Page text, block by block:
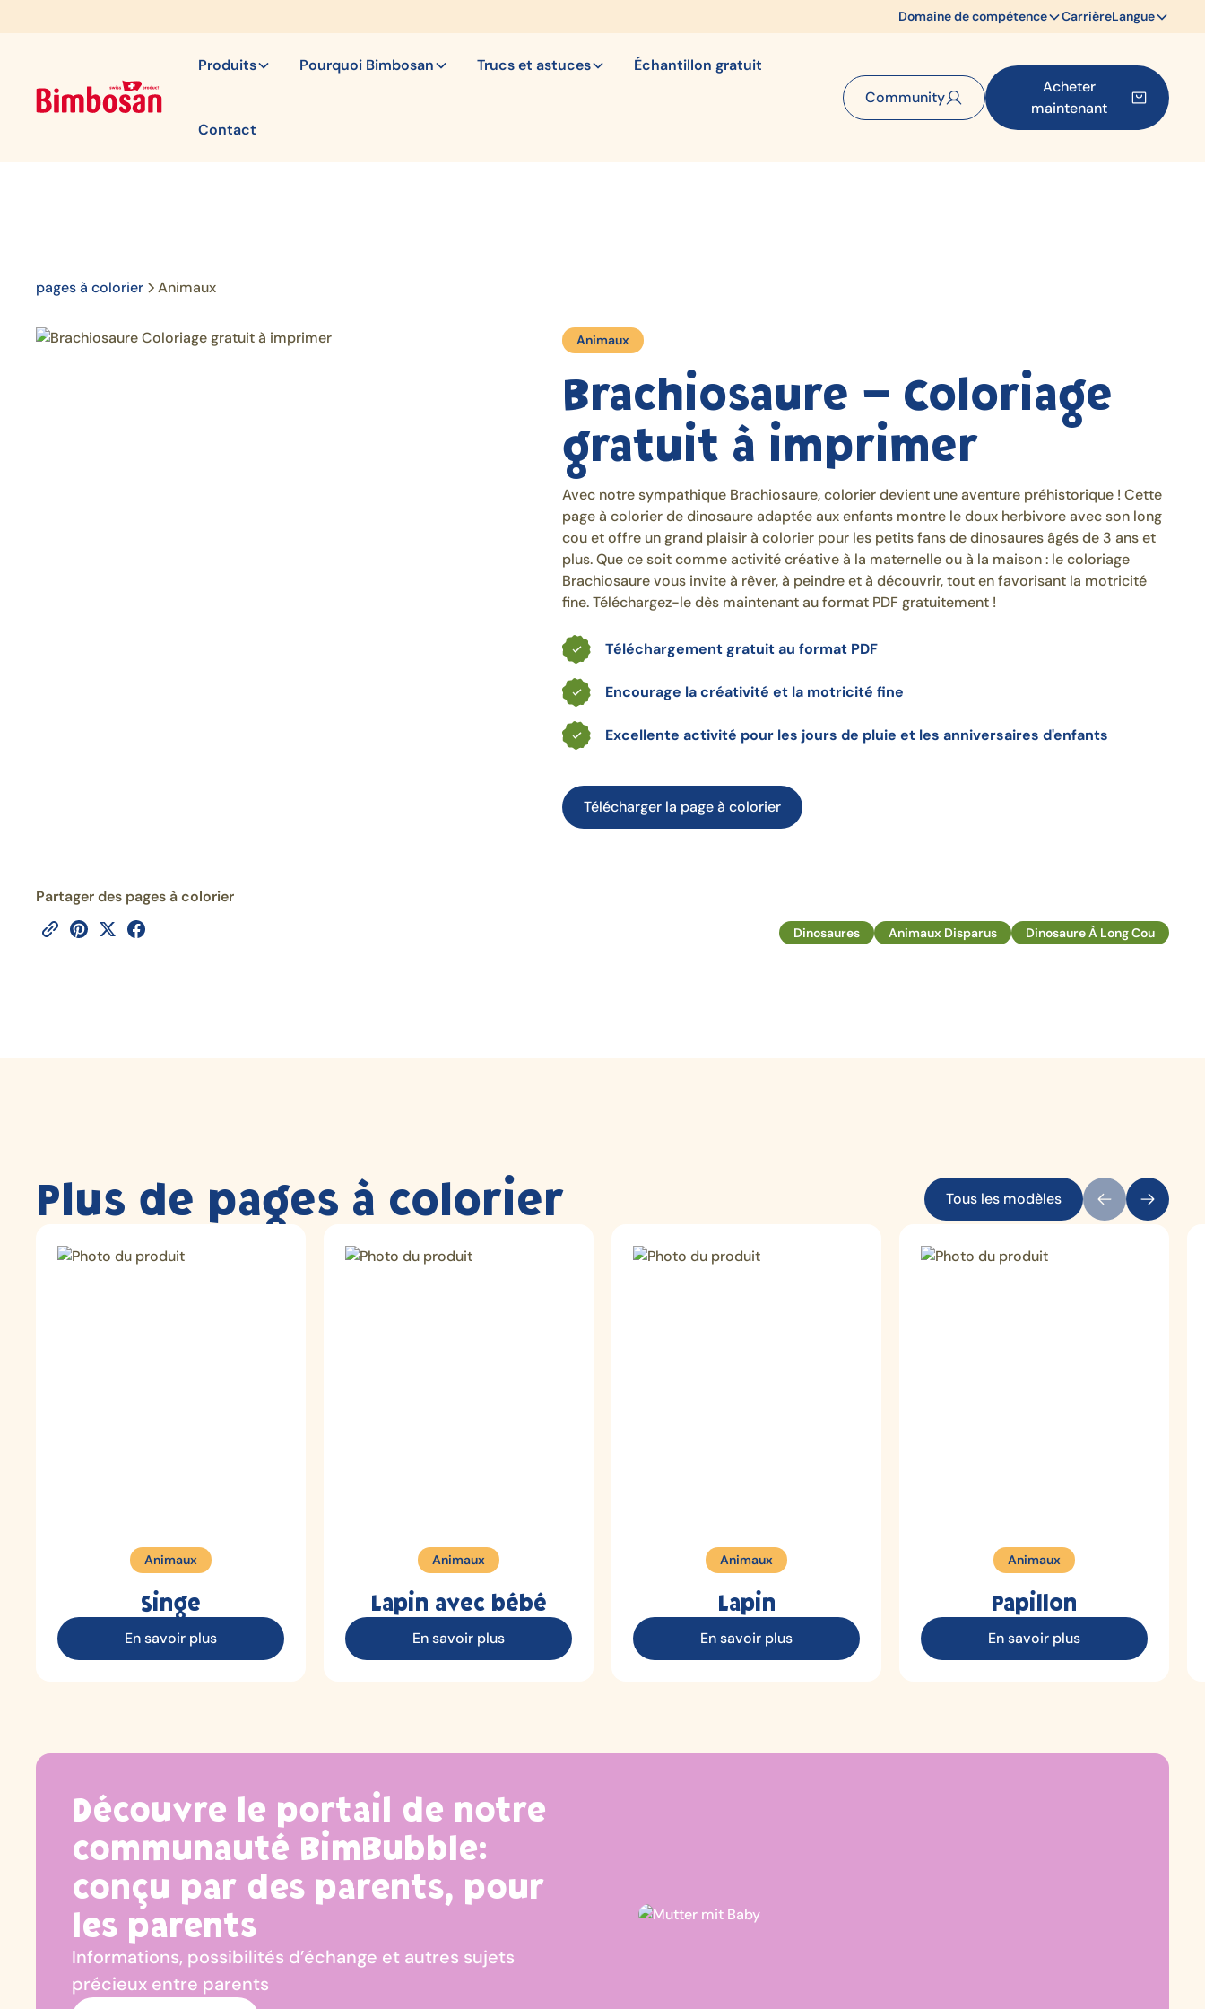
Domaine de compétence CarrièreLangue
Produits Pourquoi Bimbosan Trucs et astuces Échantillon gratuit
Contact
Community
Acheter
maintenant
pages à colorier Animaux
Animaux
Brachiosaure – Coloriage
gratuit à imprimer
Avec notre sympathique Brachiosaure, colorier devient une aventure préhistorique ! Cette
page à colorier de dinosaure adaptée aux enfants montre le doux herbivore avec son long
cou et offre un grand plaisir à colorier pour les petits fans de dinosaures âgés de 3 ans et
plus. Que ce soit comme activité créative à la maternelle ou à la maison : le coloriage
Brachiosaure vous invite à rêver, à peindre et à découvrir, tout en favorisant la motricité
fine. Téléchargez-le dès maintenant au format PDF gratuitement !
Téléchargement gratuit au format PDF
Encourage la créativité et la motricité fine
Excellente activité pour les jours de pluie et les anniversaires d'enfants
Télécharger la page à colorier
Partager des pages à colorier
Dinosaures Animaux Disparus Dinosaure À Long Cou
Plus de pages à colorier Tous les modèles
Animaux
Singe
En savoir plus
Animaux
Lapin avec bébé
En savoir plus
Animaux
Lapin
En savoir plus
Animaux
Papillon
En savoir plus
Découvre le portail de notre
communauté BimBubble:
conçu par des parents, pour
les parents
Informations, possibilités d’échange et autres sujets
précieux entre parents